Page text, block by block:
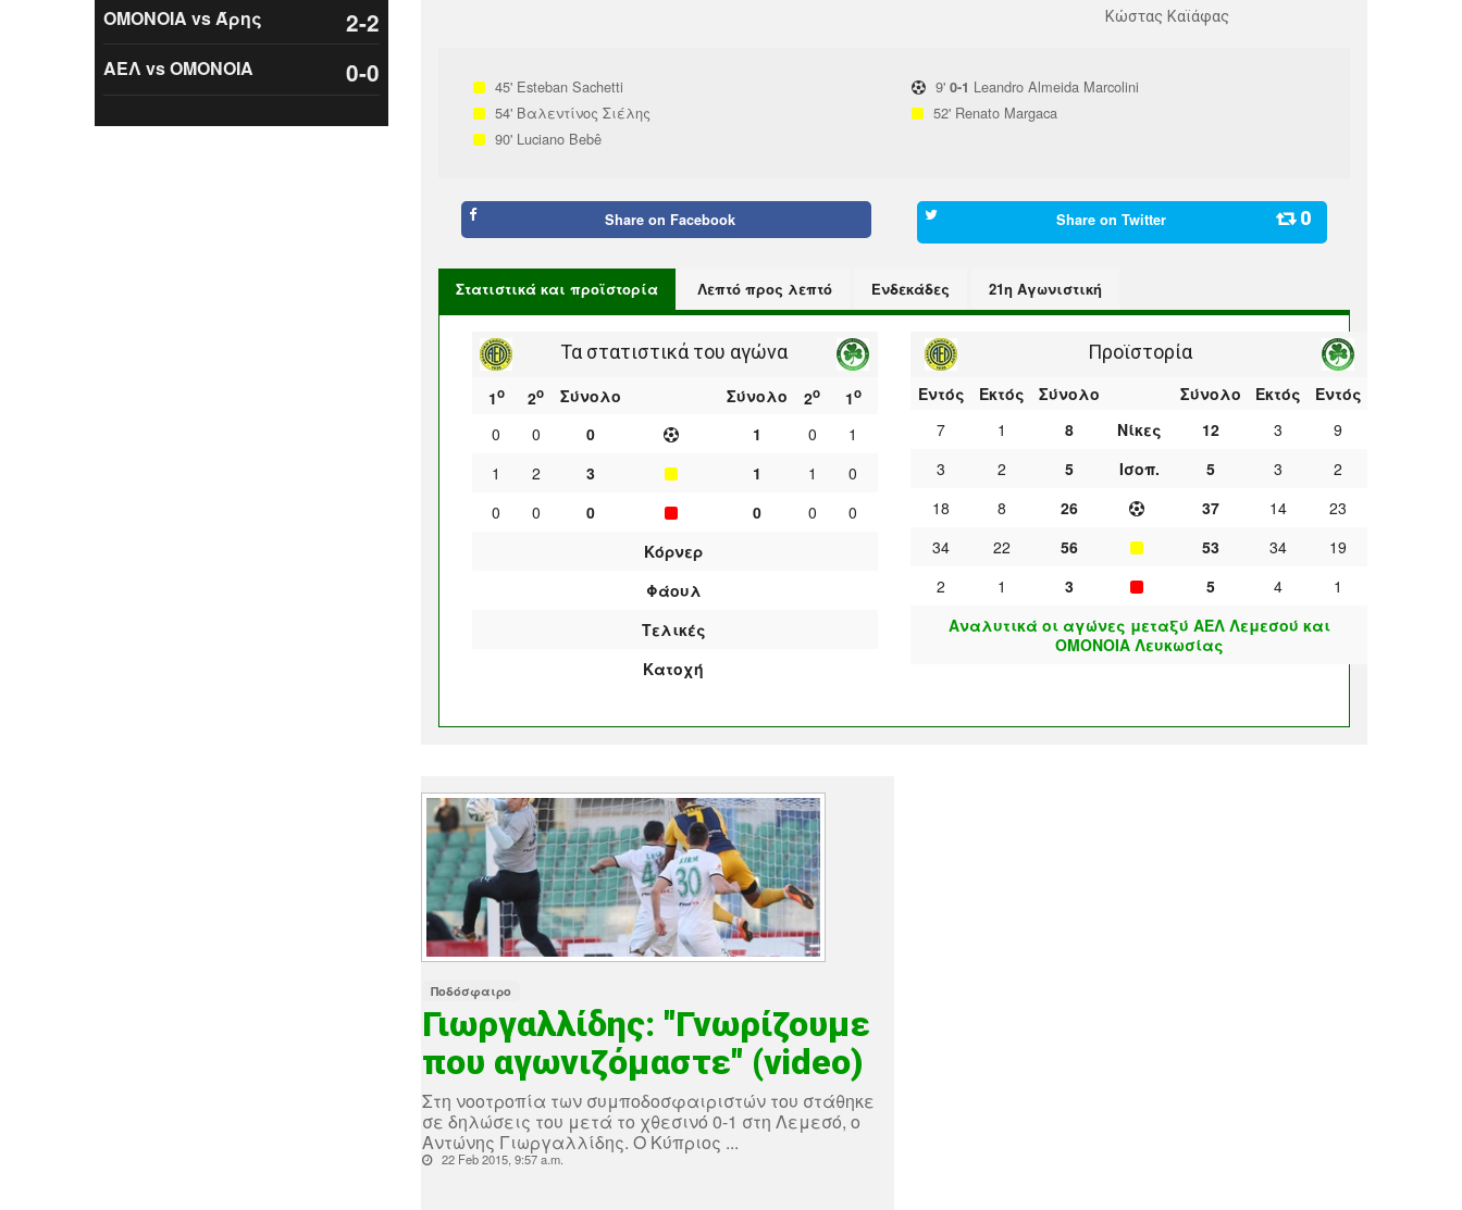
ΟΜΟΝΟΙΑ vs Άρης 2-2
ΑΕΛ vs ΟΜΟΝΟΙΑ 0-0
Κώστας Καϊάφας
45' Esteban Sachetti
54' Βαλεντίνος Σιέλης
90' Luciano Bebê
9' 0-1 Leandro Almeida Marcolini
52' Renato Margaca
Share on Facebook Share on Twitter 0
Στατιστικά και προϊστορία Λεπτό προς λεπτό Ενδεκάδες 21η Αγωνιστική
Τα στατιστικά του αγώνα
1ο 2ο Σύνολο Σύνολο 2ο 1ο
0 0 0 1 0
1
1
2 3 1 1
0
0
0 0 0 0
0
Κόρνερ
Φάουλ
Τελικές
Κατοχή
Προϊστορία
Εντός Εκτός Σύνολο Σύνολο Εκτός
Εντός
7
1 8 Νίκες 12 3
9
3
2 5 Ισοπ. 5 3
2
18
8 26 37 14
23
34
22 56 53 34
19
2
1 3 5 4
1
Αναλυτικά οι αγώνες μεταξύ ΑΕΛ Λεμεσού και
ΟΜΟΝΟΙΑ Λευκωσίας
Ποδόσφαιρο
Γιωργαλλίδης: "Γνωρίζουμε
που αγωνιζόμαστε" (video)
Στη νοοτροπία των συμποδοσφαιριστών του στάθηκε
σε δηλώσεις του μετά το χθεσινό 0-1 στη Λεμεσό, ο
Αντώνης Γιωργαλλίδης. Ο Κύπριος ...
22 Feb 2015, 9:57 a.m.